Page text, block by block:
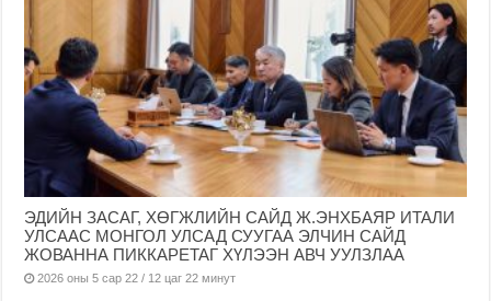
ЭДИЙН ЗАСАГ, ХӨГЖЛИЙН САЙД Ж.ЭНХБАЯР ИТАЛИ
УЛСААС МОНГОЛ УЛСАД СУУГАА ЭЛЧИН САЙД
ЖОВАННА ПИККАРЕТАГ ХҮЛЭЭН АВЧ УУЛЗЛАА
2026 оны 5 сар 22 / 12 цаг 22 минут